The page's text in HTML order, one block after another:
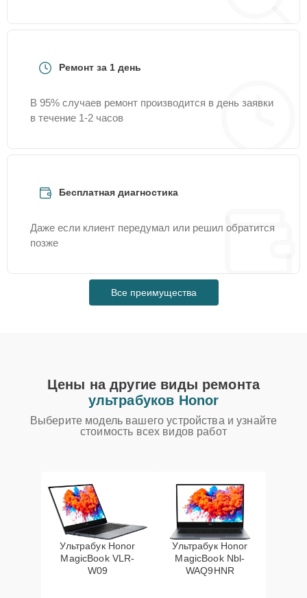
Ремонт за 1 день
В 95% случаев ремонт производится в день заявки
в течение 1-2 часов
Бесплатная диагностика
Даже если клиент передумал или решил обратится
позже
Все преимущества
Цены на другие виды ремонта
ультрабуков Honor
Выберите модель вашего устройства и узнайте
стоимость всех видов работ
Ультрабук Honor
MagicBook VLR-
W09
Ультрабук Honor
MagicBook Nbl-
WAQ9HNR